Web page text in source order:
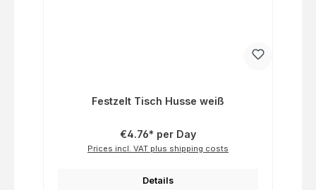
Festzelt Tisch Husse weiß
€4.76* per Day
Prices incl. VAT plus shipping costs
Details